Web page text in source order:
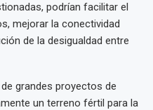
podrían facilitar el
mejorar la conectividad
de la desigualdad entre
grandes proyectos de
un terreno fértil para la